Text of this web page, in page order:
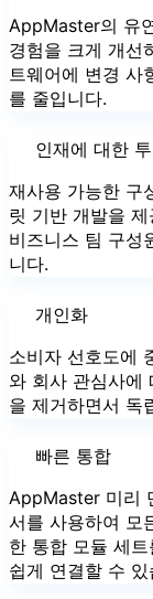
AppMaster의 유
경험을 크게 개선
트웨어에 변경 사
를 줄입니다.
인재에 대한
재사용 가능한 구
릿 기반 개발을
비즈니스 팀 구성
니다.
개인화
소비자 선호도에
와 회사 관심사에
을 제거하면서 독
빠른 통합
AppMaster 미리
서를 사용하여 모
한 통합 모듈 세
쉽게 연결할 수 있